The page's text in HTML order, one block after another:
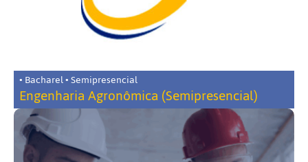
• Bacharel • Semipresencial
Engenharia Agronômica (Semipresencial)